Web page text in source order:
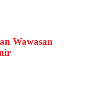
Wawasan